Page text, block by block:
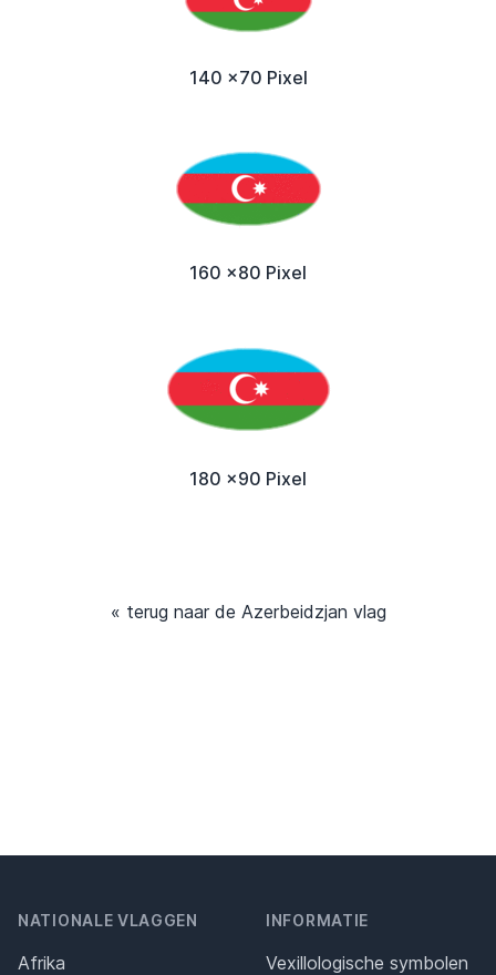
140 x70 Pixel
160 x80 Pixel
180 x90 Pixel
« terug naar de Azerbeidzjan vlag
NATIONALE VLAGGEN
Afrika
INFORMATIE
Vexillologische symbolen